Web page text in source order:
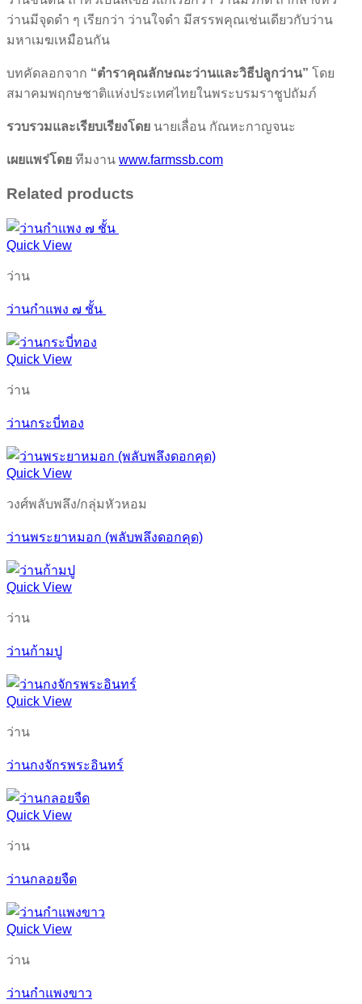
ว่านมีจุดดำ ๆ เรียกว่า ว่านใจดำ มีสรรพคุณเช่นเดียวกับว่าน
มหาเมฆเหมือนกัน
บทคัดลอกจาก “ตำราคุณลักษณะว่านและวิธีปลูกว่าน” โดย
สมาคมพฤกษชาติแห่งประเทศไทยในพระบรมราชูปถัมภ์
รวบรวมและเรียบเรียงโดย นายเลื่อน กัณหะกาญจนะ
เผยแพร่โดย ทีมงาน www.farmssb.com
Related products
Quick View
ว่าน
ว่านกำแพง ๗ ชั้น
Quick View
ว่าน
ว่านกระบี่ทอง
Quick View
วงศ์พลับพลึง/กลุ่มหัวหอม
ว่านพระยาหมอก (พลับพลึงดอกคุด)
Quick View
ว่าน
ว่านก้ามปู
Quick View
ว่าน
ว่านกงจักรพระอินทร์
Quick View
ว่าน
ว่านกลอยจืด
Quick View
ว่าน
ว่านกำแพงขาว